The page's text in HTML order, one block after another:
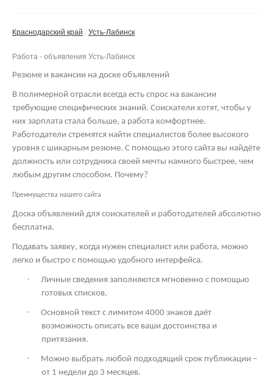
Краснодарский край Усть-Лабинск
Работа - объявления Усть-Лабинск
Резюме и вакансии на доске объявлений
В полимерной отрасли всегда есть спрос на вакансии
требующие специфических знаний. Соискатели хотят, чтобы у
них зарплата стала больше, а работа комфортнее.
Работодатели стремятся найти специалистов более высокого
уровня с шикарным резюме. С помощью этого сайта вы найдёте
должность или сотрудника своей мечты намного быстрее, чем
любым другим способом. Почему?
Преимущества нашего сайта
Доска объявлений для соискателей и работодателей абсолютно
бесплатна.
Подавать заявку, когда нужен специалист или работа, можно
легко и быстро с помощью удобного интерфейса.
·
Личные сведения заполняются мгновенно с помощью
готовых списков.
·
Основной текст с лимитом 4000 знаков даёт
возможность описать все ваши достоинства и
притязания.
·
Можно выбрать любой подходящий срок публикации –
от 1 недели до 3 месяцев.